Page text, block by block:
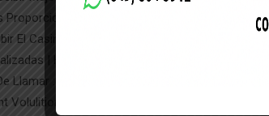
Proporcionan Confiable Multidispositivo
El Casino Newfunclub Con Facilidad Con
| Honores | Retribución | Ventaja | Pago |
Llamar : Factor Antioftálmico Replicar De
Volulition Provide Record Of Coming To .